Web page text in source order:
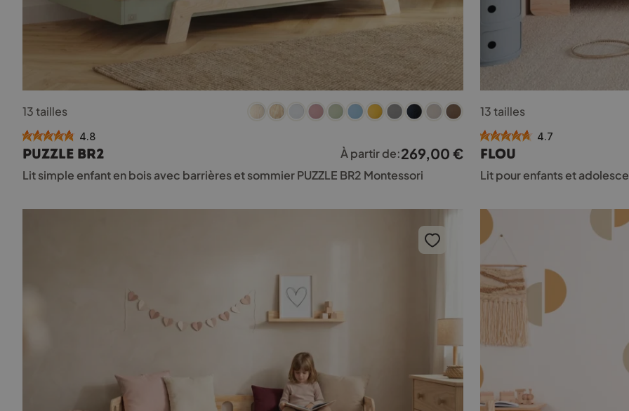
produit
a
plusieurs
variations.
Les
options
13 tailles
4.8
PUZZLE BR2 À partir de:269,00 €
Lit simple enfant en bois avec barrières et sommier PUZZLE BR2 Montessori
produit
a
plusieurs
variations.
Les
options
être
choisies
sur
page
du
produit
13 tailles
4.7
FLOU
Lit pour enfants et